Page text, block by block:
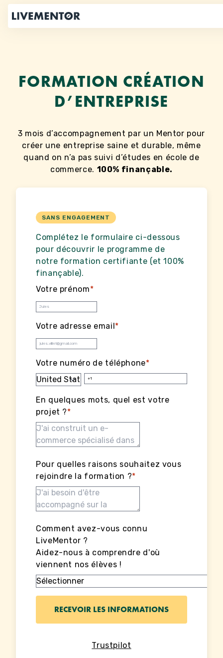
Aller
contenu
FORMATION CRÉATION
D’ENTREPRISE
3 mois d’accompagnement par un Mentor pour
créer une entreprise saine et durable, même
quand on n’a pas suivi d’études en école de
commerce. 100% finançable.
SANS ENGAGEMENT
Complétez le formulaire ci-dessous
pour découvrir le programme de
notre formation certifiante (et 100%
finançable).
Votre prénom*
Votre adresse email*
Votre numéro de téléphone*
En quelques mots, quel est votre
projet ?*
Pour quelles raisons souhaitez vous
rejoindre la formation ?*
Comment avez-vous connu
LiveMentor ?
Aidez-nous à comprendre d'où
viennent nos élèves !
Trustpilot